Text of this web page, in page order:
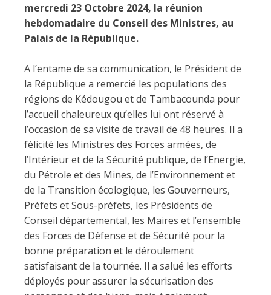
mercredi 23 Octobre 2024, la réunion
hebdomadaire du Conseil des Ministres, au
Palais de la République.
A l’entame de sa communication, le Président de
la République a remercié les populations des
régions de Kédougou et de Tambacounda pour
l’accueil chaleureux qu’elles lui ont réservé à
l’occasion de sa visite de travail de 48 heures. Il a
félicité les Ministres des Forces armées, de
l’Intérieur et de la Sécurité publique, de l’Energie,
du Pétrole et des Mines, de l’Environnement et
de la Transition écologique, les Gouverneurs,
Préfets et Sous-préfets, les Présidents de
Conseil départemental, les Maires et l’ensemble
des Forces de Défense et de Sécurité pour la
bonne préparation et le déroulement
satisfaisant de la tournée. Il a salué les efforts
déployés pour assurer la sécurisation des